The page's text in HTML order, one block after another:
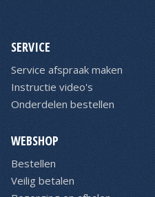
SERVICE
Service afspraak maken
Instructie video's
Onderdelen bestellen
WEBSHOP
Bestellen
Veilig betalen